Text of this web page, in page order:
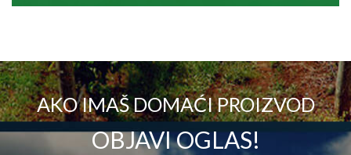
AKO IMAŠ DOMAĆI PROIZVOD
OBJAVI OGLAS!